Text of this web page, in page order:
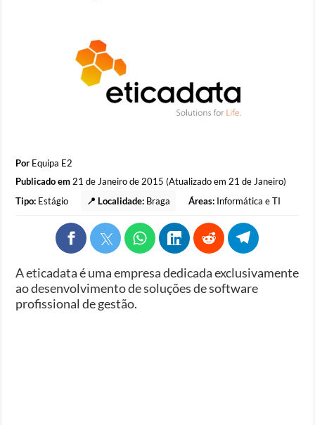
Por Equipa E2
Publicado em 21 de Janeiro de 2015 (Atualizado em 21 de Janeiro)
Tipo: Estágio 📍 Localidade: Braga Áreas: Informática e TI
A eticadata é uma empresa dedicada exclusivamente
ao desenvolvimento de soluções de software
profissional de gestão.